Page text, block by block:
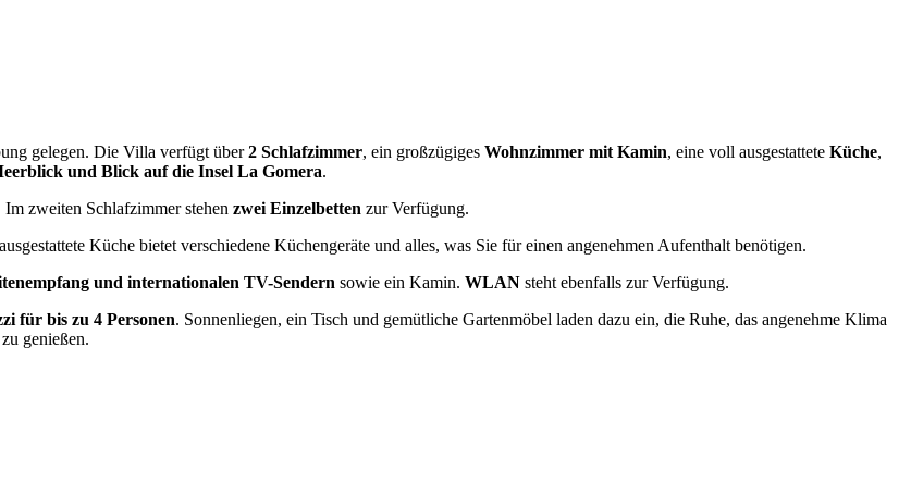
gelegen. Die Villa verfügt über2 Schlafzimmer, ein großzügiges Wohnzimmer mit Kamin, eine voll ausgestattete Küche,
und Blick auf die Insel La Gomera.
Im zweiten Schlafzimmer stehen zwei Einzelbetten zur Verfügung.
Küche bietet verschiedene Küchengeräte und alles, was Sie für einen angenehmen Aufenthalt benötigen.
und internationalen TV-Sendern sowie ein Kamin. WLAN steht ebenfalls zur Verfügung.
für bis zu 4 Personen. Sonnenliegen, ein Tisch und gemütliche Gartenmöbel laden dazu ein, die Ruhe, das angenehme Klima
genießen.